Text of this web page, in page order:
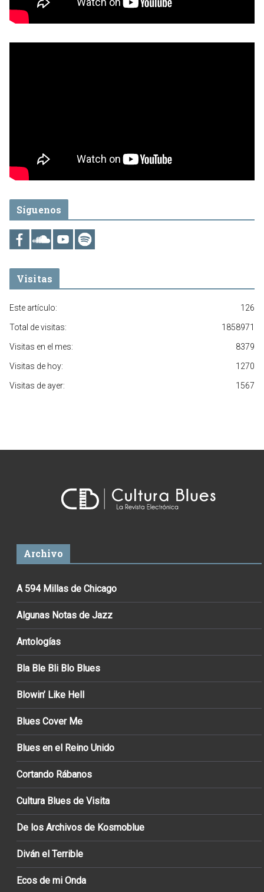
Síguenos
Visitas
126
Este artículo:
1858971
Total de visitas:
8379
Visitas en el mes:
1270
Visitas de hoy:
1567
Visitas de ayer:
Archivo
A 594 Millas de Chicago
Algunas Notas de Jazz
Antologías
Bla Ble Bli Blo Blues
Blowin’ Like Hell
Blues Cover Me
Blues en el Reino Unido
Cortando Rábanos
Cultura Blues de Visita
De los Archivos de Kosmoblue
Diván el Terrible
Ecos de mi Onda